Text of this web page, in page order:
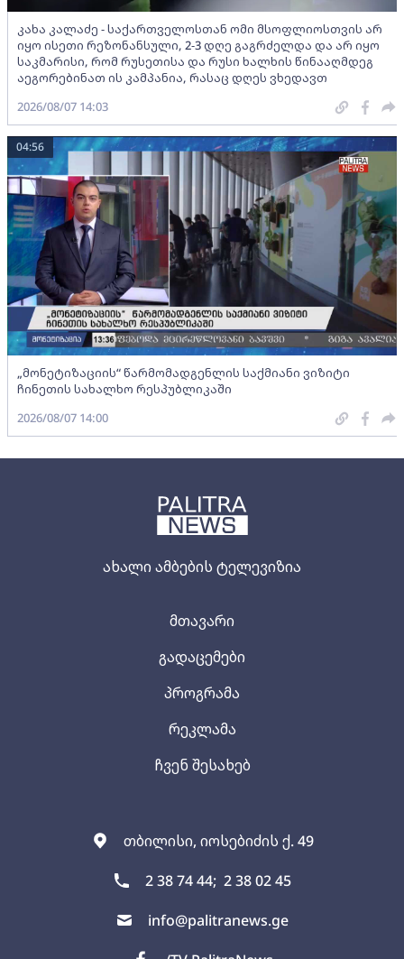
ახალი ამბების ტელევიზია
თბილისი, იოსებიძის ქ. 49
2 38 74 44; 2 38 02 45
info@palitranews.ge
მთავარი
გადაცემები
პროგრამა
რეკლამა
ჩვენ შესახებ
კახა კალაძე - საქართველოსთან ომი მსოფლიოსთვის არ
იყო ისეთი რეზონანსული, 2-3 დღე გაგრძელდა და არ იყო
საკმარისი, რომ რუსეთისა და რუსი ხალხის წინააღმდეგ
აეგორებინათ ის კამპანია, რასაც დღეს ვხედავთ
2026/08/07 14:03
„მონეტიზაციის“ წარმომადგენლის საქმიანი ვიზიტი
ჩინეთის სახალხო რესპუბლიკაში
04:56
2026/08/07 14:00